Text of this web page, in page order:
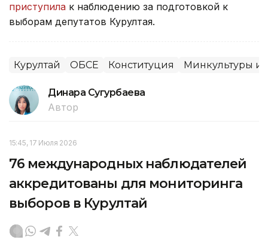
приступила к наблюдению за подготовкой к
выборам депутатов Курултая.
Курултай ОБСЕ Конституция Минкультуры
Динара Сугурбаева
Автор
15:45, 17 Июля 2026
76 международных наблюдателей
аккредитованы для мониторинга
выборов в Курултай